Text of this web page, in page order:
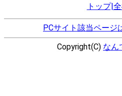
トップ|
PCサイト該当ページ
Copyright(C) なん